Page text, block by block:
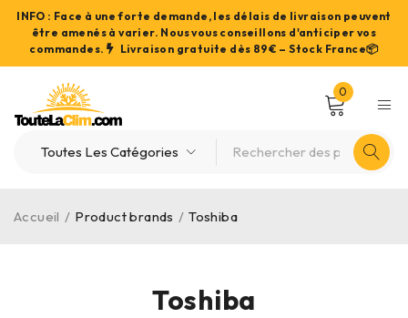
INFO : Face à une forte demande, les délais de livraison peuvent
être amenés à varier. Nous vous conseillons d'anticiper vos
commandes.
Livraison gratuite dès 89€ – Stock France📦
0
Toshiba
Accueil / Product brands / Toshiba